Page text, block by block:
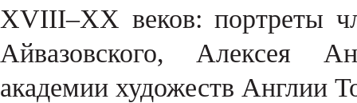
XVIII–XX веков: портреты
Айвазовского, Алексея
академии художеств Англии